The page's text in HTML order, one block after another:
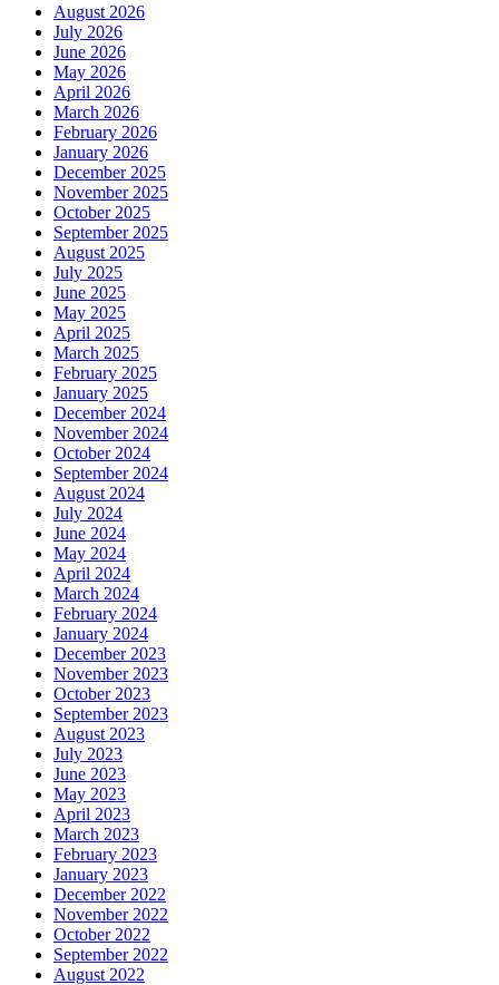
August 2026
July 2026
June 2026
May 2026
April 2026
March 2026
February 2026
January 2026
December 2025
November 2025
October 2025
September 2025
August 2025
July 2025
June 2025
May 2025
April 2025
March 2025
February 2025
January 2025
December 2024
November 2024
October 2024
September 2024
August 2024
July 2024
June 2024
May 2024
April 2024
March 2024
February 2024
January 2024
December 2023
November 2023
October 2023
September 2023
August 2023
July 2023
June 2023
May 2023
April 2023
March 2023
February 2023
January 2023
December 2022
November 2022
October 2022
September 2022
August 2022